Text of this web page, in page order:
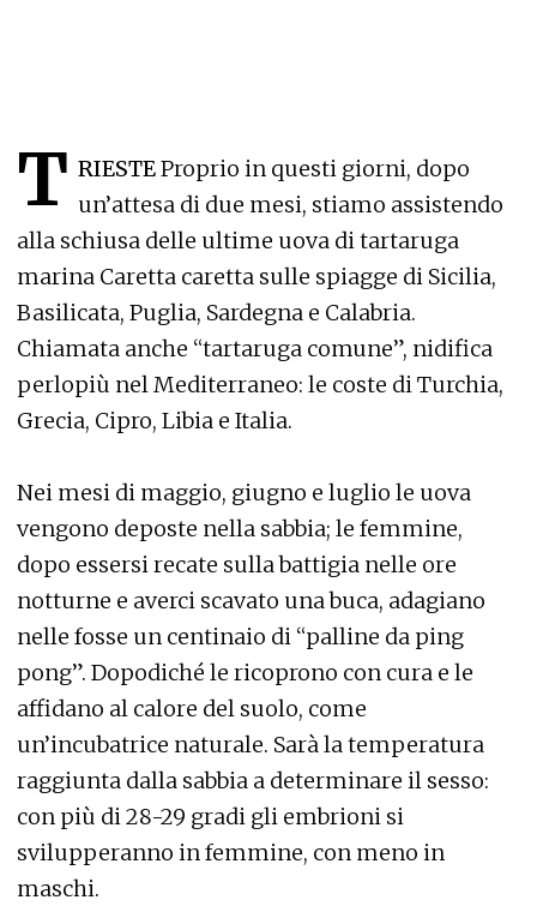
T RIESTEProprio in questi giorni, dopo
un’attesa di due mesi, stiamo assistendo
alla schiusa delle ultime uova di tartaruga
marina Caretta caretta sulle spiagge di Sicilia,
Basilicata, Puglia, Sardegna e Calabria.
Chiamata anche “tartaruga comune”, nidifica
perlopiù nel Mediterraneo: le coste di Turchia,
Grecia, Cipro, Libia e Italia.
Nei mesi di maggio, giugno e luglio le uova
vengono deposte nella sabbia; le femmine,
dopo essersi recate sulla battigia nelle ore
notturne e averci scavato una buca, adagiano
nelle fosse un centinaio di “palline da ping
pong”. Dopodiché le ricoprono con cura e le
affidano al calore del suolo, come
un’incubatrice naturale. Sarà la temperatura
raggiunta dalla sabbia a determinare il sesso:
con più di 28-29 gradi gli embrioni si
svilupperanno in femmine, con meno in
maschi.